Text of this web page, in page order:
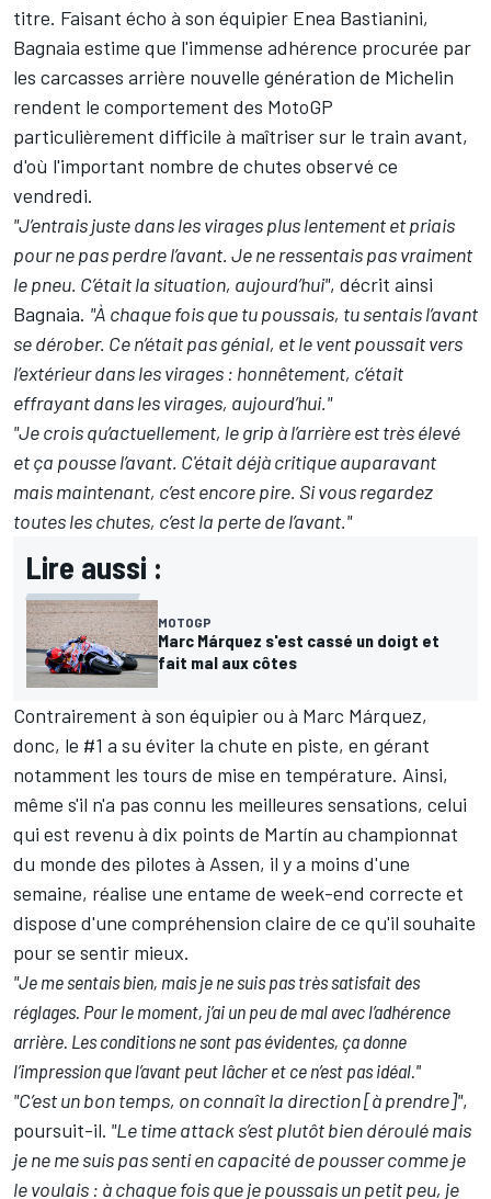
titre. Faisant écho à son équipier Enea Bastianini,
Bagnaia estime que l'immense adhérence procurée par
les carcasses arrière nouvelle génération de Michelin
rendent le comportement des MotoGP
particulièrement difficile à maîtriser sur le train avant,
d'où l'important nombre de chutes observé ce
vendredi.
"J’entrais juste dans les virages plus lentement et priais
pour ne pas perdre l’avant. Je ne ressentais pas vraiment
le pneu. C’était la situation, aujourd’hui", décrit ainsi
Bagnaia. "À chaque fois que tu poussais, tu sentais l’avant
se dérober. Ce n’était pas génial, et le vent poussait vers
l’extérieur dans les virages : honnêtement, c’était
effrayant dans les virages, aujourd’hui."
"Je crois qu’actuellement, le grip à l’arrière est très élevé
et ça pousse l’avant. C'était déjà critique auparavant
mais maintenant, c’est encore pire. Si vous regardez
toutes les chutes, c’est la perte de l’avant."
Lire aussi :
MOTOGP
Marc Márquez s'est cassé un doigt et
fait mal aux côtes
Contrairement à son équipier ou à Marc Márquez,
donc, le #1 a su éviter la chute en piste, en gérant
notamment les tours de mise en température. Ainsi,
même s'il n'a pas connu les meilleures sensations, celui
qui est revenu à dix points de Martín au championnat
du monde des pilotes à Assen, il y a moins d'une
semaine, réalise une entame de week-end correcte et
dispose d'une compréhension claire de ce qu'il souhaite
pour se sentir mieux.
"Je me sentais bien, mais je ne suis pas très satisfait des
réglages. Pour le moment, j’ai un peu de mal avec l’adhérence
arrière. Les conditions ne sont pas évidentes, ça donne
l’impression que l’avant peut lâcher et ce n’est pas idéal."
"C’est un bon temps, on connaît la direction [à prendre]",
poursuit-il. "Le time attack s’est plutôt bien déroulé mais
je ne me suis pas senti en capacité de pousser comme je
le voulais : à chaque fois que je poussais un petit peu, je